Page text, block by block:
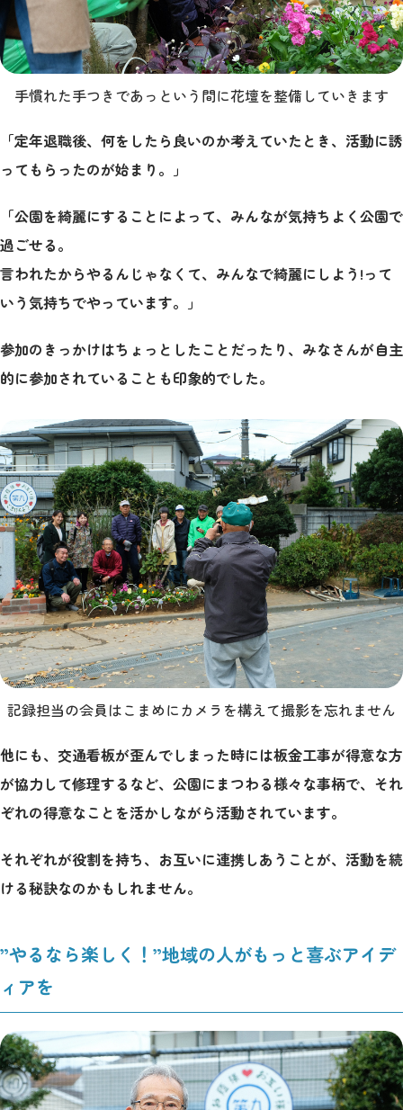
手慣れた手つきであっという間に花壇を整備していきます
「定年退職後、何をしたら良いのか考えていたとき、活動に誘
ってもらったのが始まり。」
「公園を綺麗にすることによって、みんなが気持ちよく公園で
過ごせる。
言われたからやるんじゃなくて、みんなで綺麗にしよう!って
いう気持ちでやっています。」
参加のきっかけはちょっとしたことだったり、みなさんが自主
的に参加されていることも印象的でした。
記録担当の会員はこまめにカメラを構えて撮影を忘れません
他にも、交通看板が歪んでしまった時には板金工事が得意な方
が協力して修理するなど、公園にまつわる様々な事柄で、それ
ぞれの得意なことを活かしながら活動されています。
それぞれが役割を持ち、お互いに連携しあうことが、活動を続
ける秘訣なのかもしれません。
”やるなら楽しく！”地域の人がもっと喜ぶアイデ
ィアを